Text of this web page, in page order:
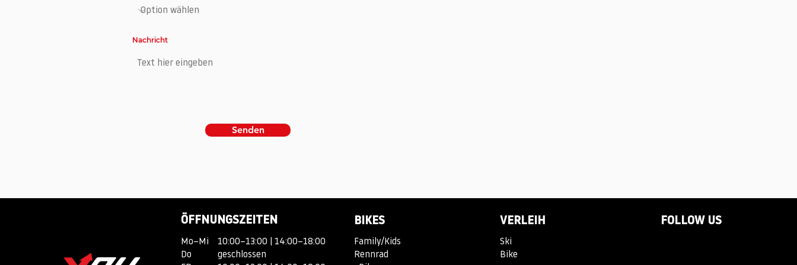
Nachricht
Senden
ÖFFNUNGSZEITEN
Mo–Mi
Do
10:00–13:00 | 14:00–18:00
geschlossen
BIKES
Family/Kids
Rennrad
VERLEIH
Ski
Bike
FOLLOW US